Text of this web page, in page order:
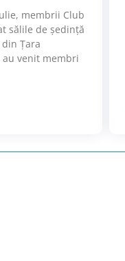
membrii Club
sălile de ședință
Țara
venit membri